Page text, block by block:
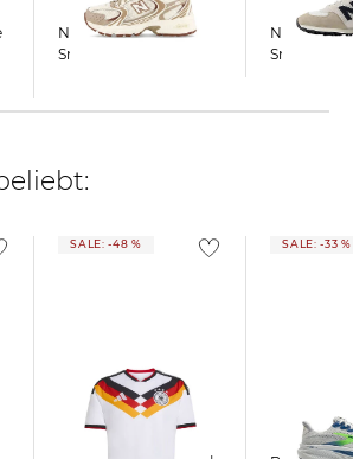
New Balance |
Sneaker 530
New
Sneaker
SALE: -48 % SALE: -33 %